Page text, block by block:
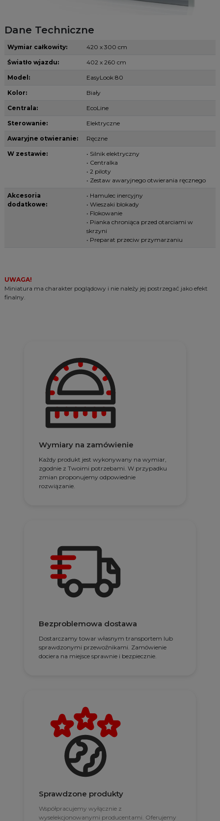
Dane Techniczne
Wymiar całkowity: 420 x 300 cm
Światło wjazdu: 402 x 260 cm
Model: EasyLook 80
Kolor: Biały
Centrala: EcoLine
Sterowanie: Elektryczne
Awaryjne otwieranie: Ręczne
W zestawie:
• Silnik elektryczny
• Centralka
• 2 piloty
• Zestaw awaryjnego otwierania ręcznego
Akcesoria
dodatkowe:
• Hamulec inercyjny
• Wieszaki blokady
• Flokowanie
• Pianka chroniąca przed otarciami w
skrzyni
• Preparat przeciw przymarzaniu
UWAGA!
Miniatura ma charakter poglądowy i nie należy jej postrzegać jako efekt
finalny.
Wymiary na zamówienie
Każdy produkt jest wykonywany na wymiar,
zgodnie z Twoimi potrzebami. W przypadku
zmian proponujemy odpowiednie
rozwiązanie.
Bezproblemowa dostawa
Dostarczamy towar własnym transportem lub
sprawdzonymi przewoźnikami. Zamówienie
dociera na miejsce sprawnie i bezpiecznie.
Sprawdzone produkty
Współpracujemy wyłącznie z
wyselekcjonowanymi producentami. Oferujemy